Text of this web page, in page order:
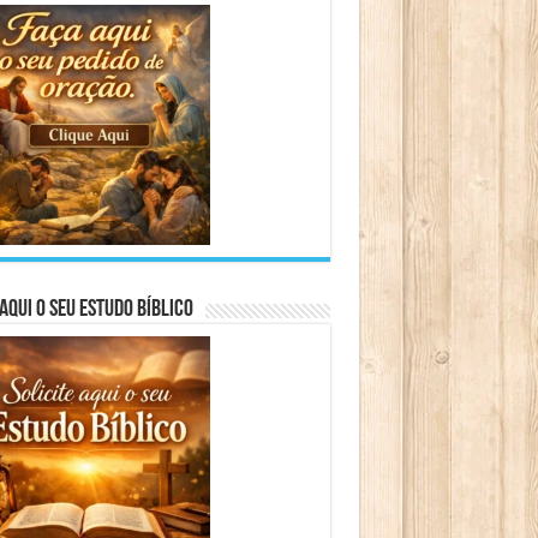
o seu Estudo Bíblico